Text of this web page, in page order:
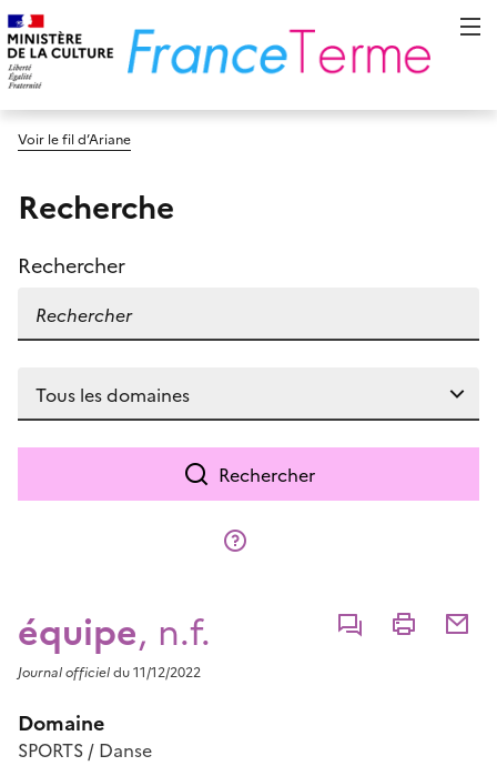
Voir le fil d’Ariane
Recherche
Rechercher
Rechercher
équipe, n.f. CommenterImprimer
Journal officieldu 11/12/2022
Domaine
SPORTS / Danse